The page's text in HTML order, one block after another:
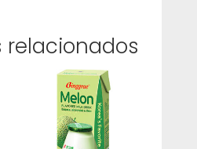
relacionados